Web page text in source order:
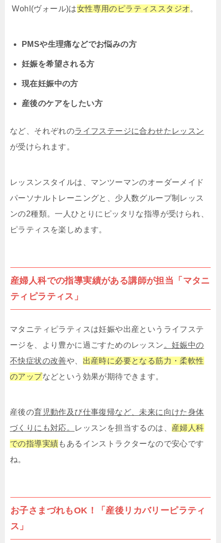
Wohl(ヴォール)は女性専用のピラティススタジオ 。
PMSや生理痛などでお悩みの方
妊娠を希望される方
現在妊娠中の方
産後のケアをしたい方
など、それぞれのライフステージに合わせたレッスン
が受けられます。
レッスンスタイルは、マンツーマンのオーダーメイド
パーソナルトレーニングと、少人数グループ制レッス
ンの2種類。一人ひとりにピッタリな指導が受けられ、
ピラティスを楽しめます。
産婦人科での指導実績がある講師が担当「マタニ
ティピラティス」
マタニティピラティスは妊娠や出産というライフステ
ージを、より豊かに過ごすためのレッスン 。妊娠中の
不快症状の改善や、 出産時に必要となる筋力・柔軟性
のアップなどという効果が期待できます。
産後の育児動作及び仕事復帰など、未来に向けた身体
づくりにも対応。
レッスンを担当するのは、 産婦人科
での指導実績もあるインストラクターなので安心です
ね。
お子さまづれもOK！「産後リカバリーピラティ
ス」